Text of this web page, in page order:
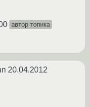
автор топика
20.04.2012